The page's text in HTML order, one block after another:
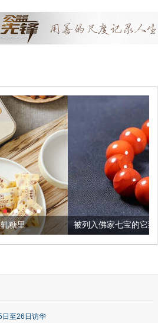
列入佛家七宝的它到底有多美？
日至26日访华